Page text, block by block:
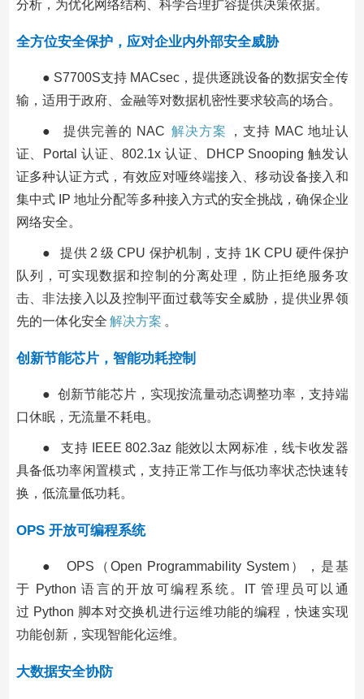
分析，为优化网络结构、科学合理扩容提供决策依据。
全方位安全保护，应对企业内外部安全威胁
● S7700S支持 MACsec，提供逐跳设备的数据安全传
输，适用于政府、金融等对数据机密性要求较高的场合。
● 提供完善的 NAC 解决方案
，支持 MAC 地址认
证、Portal 认证、802.1x 认证、DHCP Snooping 触发认
证多种认证方式，有效应对哑终端接入、移动设备接入和
集中式 IP 地址分配等多种接入方式的安全挑战，确保企业
网络安全。
● 提供 2 级 CPU 保护机制，支持 1K CPU 硬件保护
队列，可实现数据和控制的分离处理，防止拒绝服务攻
击、非法接入以及控制平面过载等安全威胁，提供业界领
先的一体化安全 解决方案 。
创新节能芯片，智能功耗控制
● 创新节能芯片，实现按流量动态调整功率，支持端
口休眠，无流量不耗电。
● 支持 IEEE 802.3az 能效以太网标准，线卡收发器
具备低功率闲置模式，支持正常工作与低功率状态快速转
换，低流量低功耗。
OPS 开放可编程系统
● OPS（Open Programmability System），是基
于 Python 语言的开放可编程系统。IT 管理员可以通
过 Python 脚本对交换机进行运维功能的编程，快速实现
功能创新，实现智能化运维。
大数据安全协防